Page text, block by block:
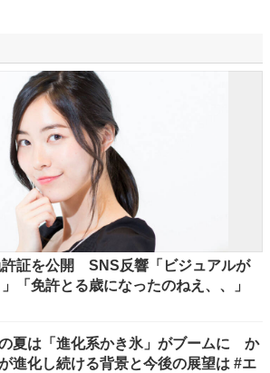
許証を公開 SNS反響「ビジュアルが
「免許とる歳になったのねえ、、」
夏は「進化系かき氷」がブームに か
進化し続ける背景と今後の展望は #エ